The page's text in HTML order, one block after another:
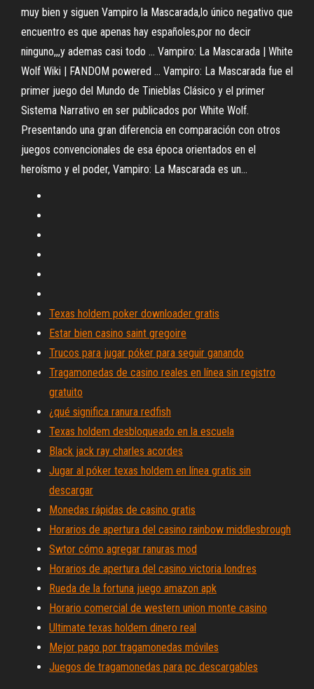
muy bien y siguen Vampiro la Mascarada,lo único negativo que
encuentro es que apenas hay españoles,por no decir
ninguno,,,y ademas casi todo ... Vampiro: La Mascarada | White
Wolf Wiki | FANDOM powered ... Vampiro: La Mascarada fue el
primer juego del Mundo de Tinieblas Clásico y el primer
Sistema Narrativo en ser publicados por White Wolf.
Presentando una gran diferencia en comparación con otros
juegos convencionales de esa época orientados en el
heroísmo y el poder, Vampiro: La Mascarada es un...
Texas holdem poker downloader gratis
Estar bien casino saint gregoire
Trucos para jugar póker para seguir ganando
Tragamonedas de casino reales en línea sin registro
gratuito
¿qué significa ranura redfish
Texas holdem desbloqueado en la escuela
Black jack ray charles acordes
Jugar al póker texas holdem en línea gratis sin
descargar
Monedas rápidas de casino gratis
Horarios de apertura del casino rainbow middlesbrough
Swtor cómo agregar ranuras mod
Horarios de apertura del casino victoria londres
Rueda de la fortuna juego amazon apk
Horario comercial de western union monte casino
Ultimate texas holdem dinero real
Mejor pago por tragamonedas móviles
Juegos de tragamonedas para pc descargables